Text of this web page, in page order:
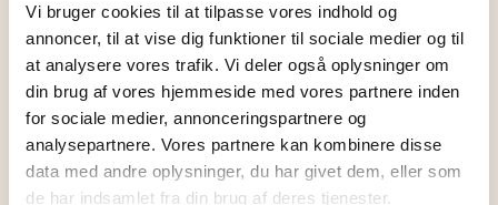
Vi bruger cookies til at tilpasse vores indhold og
annoncer, til at vise dig funktioner til sociale medier og til
at analysere vores trafik. Vi deler også oplysninger om
din brug af vores hjemmeside med vores partnere inden
for sociale medier, annonceringspartnere og
analysepartnere. Vores partnere kan kombinere disse
data med andre oplysninger, du har givet dem, eller som
de har indsamlet fra din brug af deres tjenester.
Virkelig bæredygtighed
starter med vision og mod til
at handle.
Bæredygtig ledelse er nøglen til langsigtet